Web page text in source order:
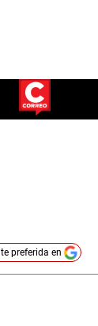
preferida en